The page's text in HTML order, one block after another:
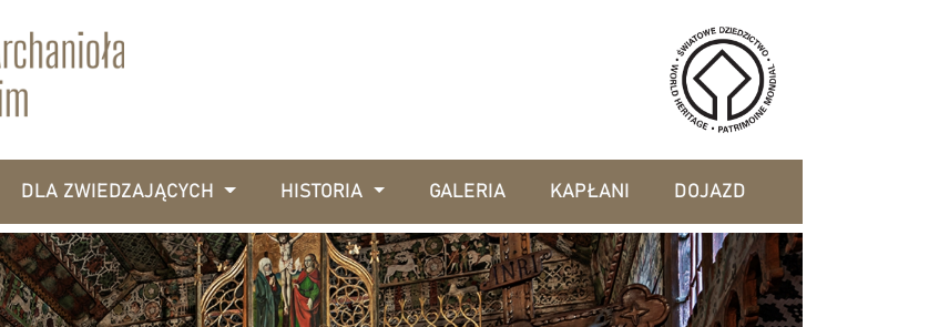
DLA ZWIEDZAJĄCYCH HISTORIA GALERIA KAPŁANI DOJAZD